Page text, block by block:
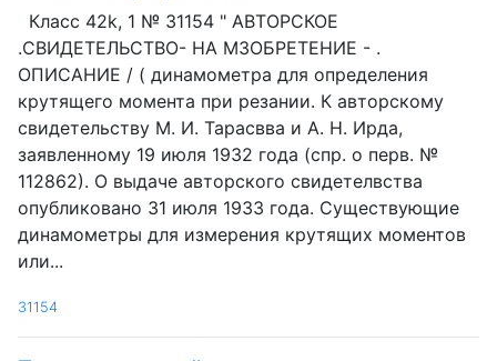
Класс 42k, 1 № 31154 " АВТОРСКОЕ
.СВИДЕТЕЛЬСТВО- НА МЗОБРЕТЕНИЕ - .
ОПИСАНИЕ / ( динамометра для определения
крутящего момента при резании. К авторскому
свидетельству М. И. Тарасвва и А. Н. Ирда,
заявленному 19 июля 1932 года (спр. о перв. №
112862). О выдаче авторского свидетелвства
опубликовано 31 июля 1933 года. Существующие
динамометры для измерения крутящих моментов
или...
31154